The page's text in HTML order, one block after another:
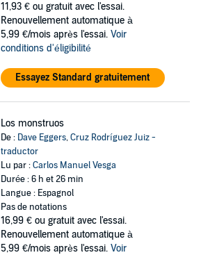
11,93 € ou gratuit avec l'essai.
Renouvellement automatique à
5,99 €/mois après l'essai. Voir
conditions d'éligibilité
Essayez Standard gratuitement
Los monstruos
De : Dave Eggers,Cruz Rodríguez Juiz -
traductor
Lu par :Carlos Manuel Vesga
Durée : 6 h et 26 min
Langue : Espagnol
Pas de notations
16,99 € ou gratuit avec l'essai.
Renouvellement automatique à
5,99 €/mois après l'essai. Voir